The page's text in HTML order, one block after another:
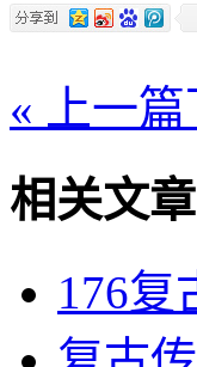
« 上一篇
相关文章
176复